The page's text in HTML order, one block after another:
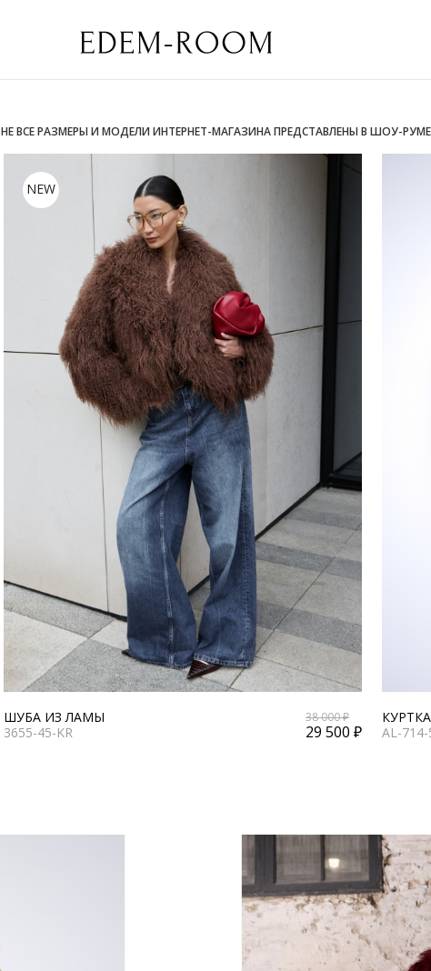
НЕ ВСЕ РАЗМЕРЫ И МОДЕЛИ ИНТЕРНЕТ-МАГАЗИНА ПРЕДСТАВЛЕНЫ В ШОУ-РУМЕ
NEW
ШУБА ИЗ ЛАМЫ
3655-45-KR
38 000 ₽
29 500 ₽
AL-